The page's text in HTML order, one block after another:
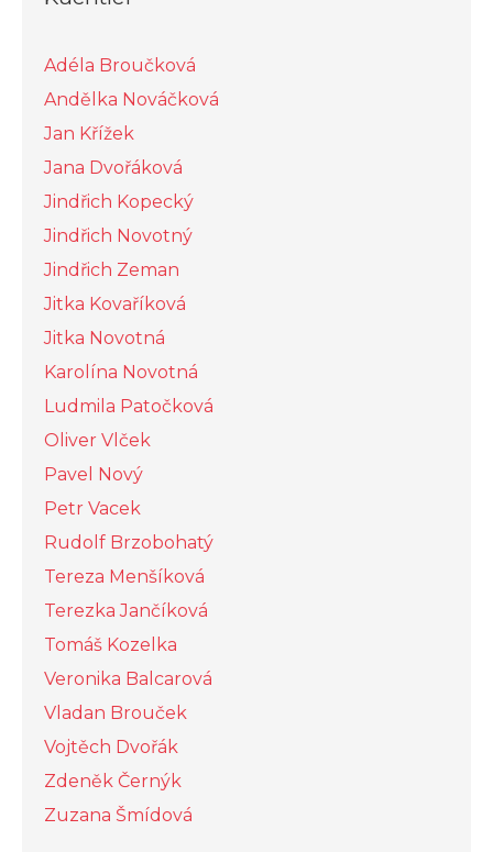
Adéla Broučková
Andělka Nováčková
Jan Křížek
Jana Dvořáková
Jindřich Kopecký
Jindřich Novotný
Jindřich Zeman
Jitka Kovaříková
Jitka Novotná
Karolína Novotná
Ludmila Patočková
Oliver Vlček
Pavel Nový
Petr Vacek
Rudolf Brzobohatý
Tereza Menšíková
Terezka Jančíková
Tomáš Kozelka
Veronika Balcarová
Vladan Brouček
Vojtěch Dvořák
Zdeněk Černýk
Zuzana Šmídová